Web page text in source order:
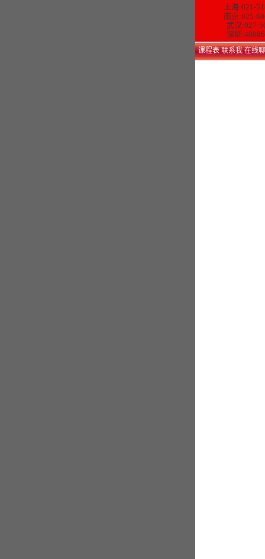
上海:021-
南京:025-
武汉:027-
深圳
课程表 联系我 在线聊